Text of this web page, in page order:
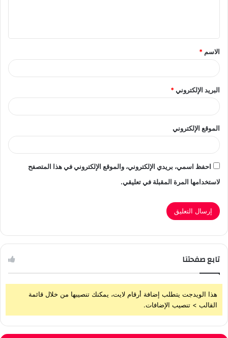
ق
*
الاسم *
البريد الإلكتروني*
الموقع الإلكتروني
احفظ اسمي، بريدي الإلكتروني، والموقع الإلكتروني في هذا المتصفح
لاستخدامها المرة المقبلة في تعليقي.
تابع صفحتنا
هذا الويدجت يتطلب إضافة أرقام لايت، يمكنك تنصيبها من خلال قائمة
القالب > تنصيب الإضافات.